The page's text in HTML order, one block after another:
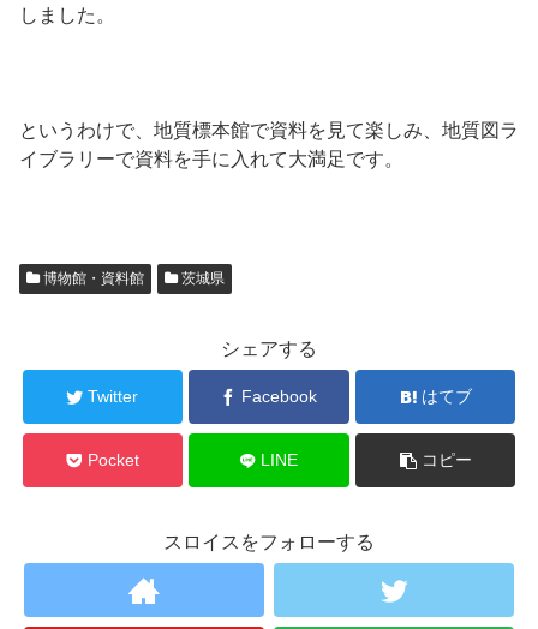
しました。
というわけで、地質標本館で資料を見て楽しみ、地質図ラ
イブラリーで資料を手に入れて大満足です。
博物館・資料館 茨城県
シェアする
Twitter Facebook はてブ
Pocket LINE コピー
スロイスをフォローする